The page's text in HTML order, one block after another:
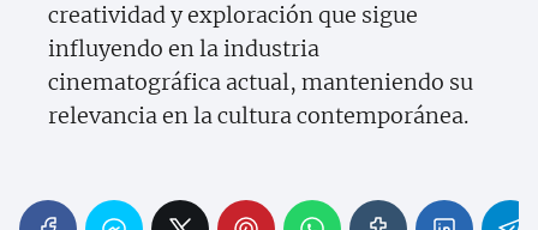
creatividad y exploración que sigue
influyendo en la industria
cinematográfica actual, manteniendo su
relevancia en la cultura contemporánea.